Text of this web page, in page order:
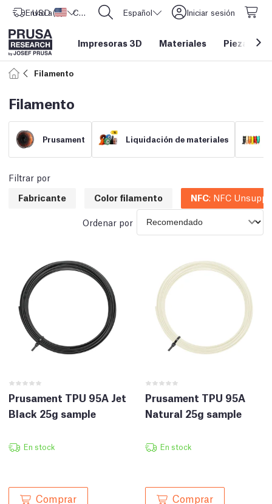
Envío a Estados Unidos
USD ($) CORE One L: ¡Ya disponible! Español Iniciar sesión
Impresoras 3D Materiales Piezas y
Filamento
Filamento
Prusament Liquidación de materiales
Filtrar por
Fabricante
Color filamento NFC: NFC
Ordenar por
Prusament TPU 95A Jet
Black 25g sample
En stock
Comprar
Prusament TPU 95A
Natural 25g sample
En stock
Comprar